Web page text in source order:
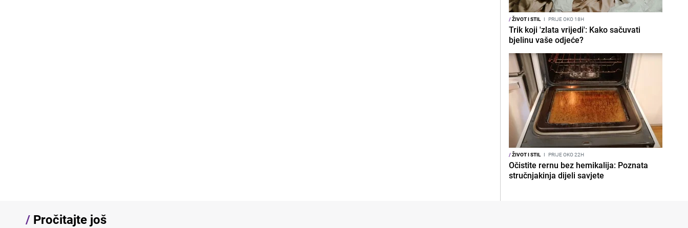
/ŽIVOT I STIL I PRIJE OKO 18H
Trik koji 'zlata vrijedi': Kako sačuvati
bjelinu vaše odjeće?
/ŽIVOT I STIL I PRIJE OKO 22H
Očistite rernu bez hemikalija: Poznata
stručnjakinja dijeli savjete
/ Pročitajte još